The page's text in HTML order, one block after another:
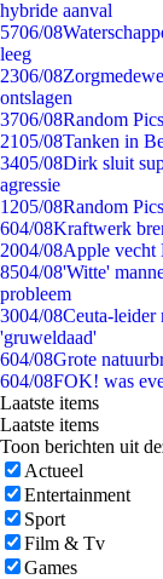
hybride aanval
5706/08
leeg
2306/08
ontslagen
3706/08Random
2105/08Tanken in
3405/08Dirk sluit
agressie
1205/08Random
604/08Kraftwerk
2004/08Apple vecht
8504/08'Witte'
probleem
3004/08Ceuta-leider
'gruweldaad'
604/08Grote
604/08FOK! was
Laatste items
Laatste items
Toon berichten uit
Actueel
Entertainment
Sport
Film & Tv
Games